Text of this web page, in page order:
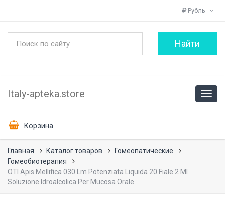
Рубль
Italy-apteka.store
Корзина
Главная Каталог товаров
Гомеопатические
Гомеобиотерапия
OTI Apis Mellifica 030 Lm Potenziata Liquida 20 Fiale 2 Ml
Soluzione Idroalcolica Per Mucosa Orale